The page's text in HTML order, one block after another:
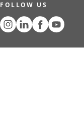
FOLLOW US